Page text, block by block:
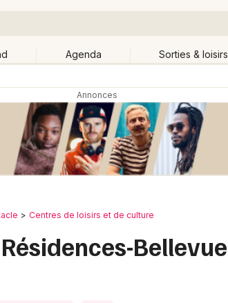
Agenda Sorties & loisirs
Publier un événement
événements
& Expérience
Centres de loisirs et de culture
Bellevue
Partout
Quand ?
Aujourd'hui Demain